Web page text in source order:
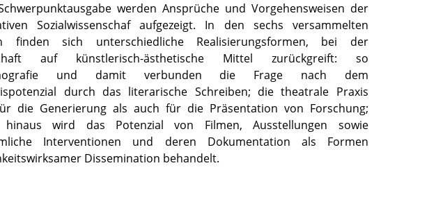
werden Ansprüche und Vorgehensweisen der
Sozialwissenschaf aufgezeigt. In den sechs versammelten
finden sich unterschiedliche Realisierungsformen, bei der
auf künstlerisch-ästhetische Mittel zurückgreift: so
und damit verbunden die Frage nach dem
durch das literarische Schreiben; die theatrale Praxis
die Generierung als auch für die Präsentation von Forschung;
hinaus wird das Potenzial von Filmen, Ausstellungen sowie
Interventionen und deren Dokumentation als Formen
Dissemination behandelt.